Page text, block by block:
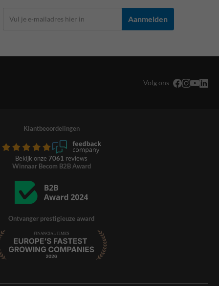
Aanmelden
Volg ons
Klantbeoordelingen
Bekijk onze 7061 reviews
Winnaar Becom B2B Award
Ontvanger prestigieuze award